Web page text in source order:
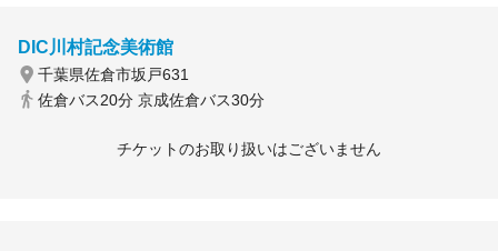
DIC川村記念美術館
千葉県佐倉市坂戸631
佐倉バス20分 京成佐倉バス30分
チケットのお取り扱いはございません